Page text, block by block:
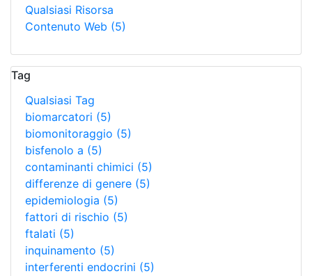
Qualsiasi Risorsa
Contenuto Web (5)
Tag
Qualsiasi Tag
biomarcatori (5)
biomonitoraggio (5)
bisfenolo a (5)
contaminanti chimici (5)
differenze di genere (5)
epidemiologia (5)
fattori di rischio (5)
ftalati (5)
inquinamento (5)
interferenti endocrini (5)